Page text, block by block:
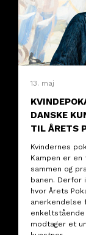
13. maj
DANSKE
TIL ÅRETS
Kvindernes
Kampen er
sammen og
banen. Derfor
hvor Årets
anerkendelse
modtager et